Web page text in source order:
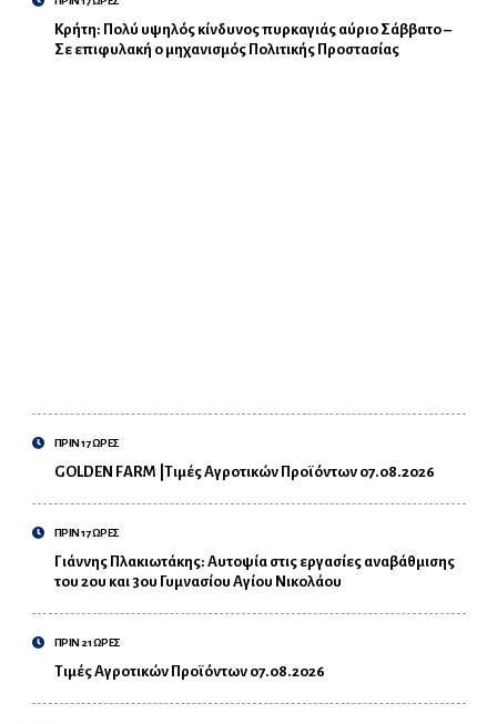
Κρήτη: Πολύ υψηλός κίνδυνος πυρκαγιάς αύριο Σάββατο –
Σε επιφυλακή ο μηχανισμός Πολιτικής Προστασίας
ΠΡΙΝ 17 ΩΡΕΣ
GOLDEN FARM |Τιμές Αγροτικών Προϊόντων 07.08.2026
ΠΡΙΝ 17 ΩΡΕΣ
Γιάννης Πλακιωτάκης: Αυτοψία στις εργασίες αναβάθμισης
του 2ου και 3ου Γυμνασίου Αγίου Νικολάου
ΠΡΙΝ 21 ΩΡΕΣ
Τιμές Αγροτικών Προϊόντων 07.08.2026